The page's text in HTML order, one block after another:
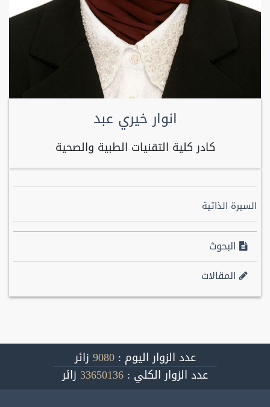
انوار خيري عبد
كادر كلية التقنيات الطبية والصحية
السيرة الذاتية
البحوث
المقالات
عدد الزوار اليوم :9080 زائر
عدد الزوار الكلي : 33650136 زائر